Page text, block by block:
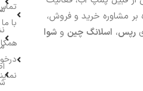
بر مشاوره خرید و فروش،
رپس، اسلانگ چین و شوا
با ما